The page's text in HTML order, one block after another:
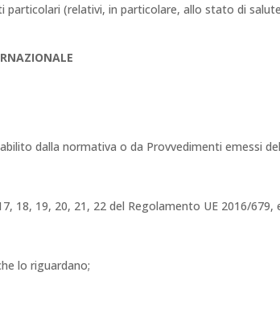
(relativi, in particolare, allo stato di
dalla normativa o da Provvedimenti emessi
18, 19, 20, 21, 22 del Regolamento UE 2016/679,
lo riguardano;